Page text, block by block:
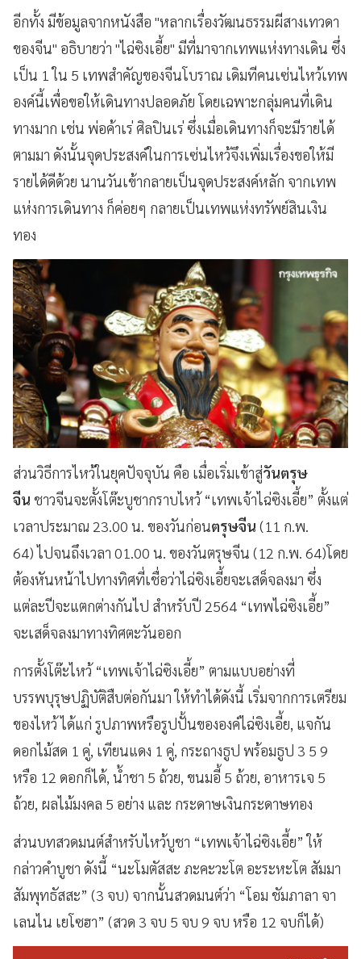
อีกทั้ง มีข้อมูลจากหนังสือ "หลากเรื่องวัฒนธรรมผีสางเทวดา
ของจีน" อธิบายว่า "ไฉ่ซิงเอี้ย" มีที่มาจากเทพแห่งทางเดิน ซึ่ง
เป็น 1 ใน 5 เทพสำคัญของจีนโบราณ เดิมทีคนเซ่นไหว้เทพ
องค์นี้เพื่อขอให้เดินทางปลอดภัย โดยเฉพาะกลุ่มคนที่เดิน
ทางมาก เช่น พ่อค้าเร่ ศิลปินเร่ ซึ่งเมื่อเดินทางก็จะมีรายได้
ตามมา ดังนั้นจุดประสงค์ในการเซ่นไหว้จึงเพิ่มเรื่องขอให้มี
รายได้ดีด้วย นานวันเข้ากลายเป็นจุดประสงค์หลัก จากเทพ
แห่งการเดินทาง ก็ค่อยๆ กลายเป็นเทพแห่งทรัพย์สินเงิน
ทอง
ส่วนวิธีการไหว้ในยุคปัจจุบัน คือ เมื่อเริ่มเข้าสู่วันตรุษ
จีน ชาวจีนจะตั้งโต๊ะบูชากราบไหว้ “เทพเจ้าไฉ่ซิงเอี้ย” ตั้งแต่
เวลาประมาณ 23.00 น ของวันก่อนตรุษจีน (11 ก.พ.
64) ไปจนถึงเวลา 01.00 น. ของวันตรุษจีน (12 ก.พ. 64)โดย
ต้องหันหน้าไปทางทิศที่เชื่อว่าไฉ่ซิงเอี้ยจะเสด็จลงมา ซึ่ง
แต่ละปีจะแตกต่างกันไป สำหรับปี 2564 “เทพไฉ่ซิงเอี้ย”
จะเสด็จลงมาทางทิศตะวันออก
การตั้งโต๊ะไหว้ “เทพเจ้าไฉ่ซิงเอี้ย” ตามแบบอย่างที่
บรรพบุรุษปฏิบัติสืบต่อกันมา ให้ทำได้ดังนี้ เริ่มจากการเตรียม
ของไหว้ ได้แก่ รูปภาพหรือรูปปั้นขององค์ไฉ่ซิงเอี้ย, แจกัน
ดอกไม้สด 1 คู่, เทียนแดง 1 คู่, กระถางธูป พร้อมธูป 3 5 9
หรือ 12 ดอกก็ได้, น้ำชา 5 ถ้วย, ขนมอี้ 5 ถ้วย, อาหารเจ 5
ถ้วย, ผลไม้มงคล 5 อย่าง และ กระดาษเงินกระดาษทอง
ส่วนบทสวดมนต์สำหรับไหว้บูชา “เทพเจ้าไฉ่ซิงเอี้ย” ให้
กล่าวคำบูชา ดังนี้ “นะโมตัสสะ ภะคะวะโต อะระหะโต สัมมา
สัมพุทธัสสะ” (3 จบ) จากนั้นสวดมนต์ว่า “โอม ชัมภาลา จา
เลนไน เยโซฮา” (สวด 3 จบ 5 จบ 9 จบ หรือ 12 จบก็ได้)